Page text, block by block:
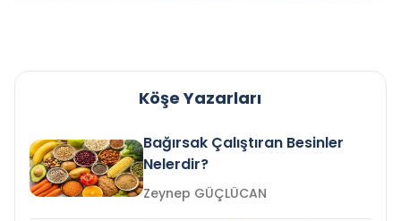
Köşe Yazarları
Bağırsak Çalıştıran Besinler
Nelerdir?
Zeynep GÜÇLÜCAN